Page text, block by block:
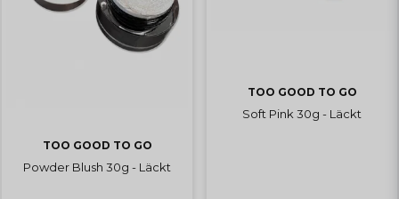
TOO GOOD TO GO
Powder Blush 30g - Läckt
TOO GOOD TO GO
Soft Pink 30g - Läckt